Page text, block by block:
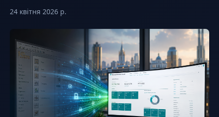
24 квітня 2026 р.